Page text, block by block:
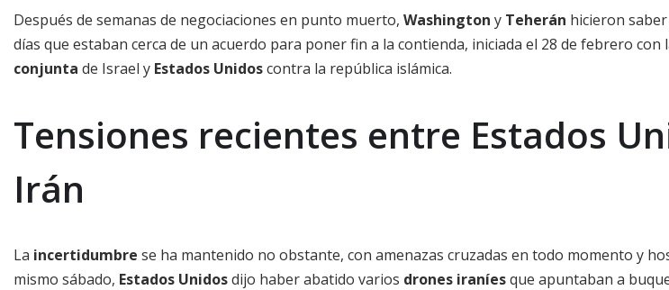
Después de semanas de negociaciones en punto muerto, Washington y Teherán hicieron
días que estaban cerca de un acuerdo para poner fin a la contienda, iniciada el 28 de febrero con
conjunta de Israel y Estados Unidoscontra la república islámica.
Tensiones recientes entre Estados
Irán
La incertidumbre se ha mantenido no obstante, con amenazas cruzadas en todo momento y
mismo sábado, Estados Unidosdijo haber abatido varios drones iraníesque apuntaban a